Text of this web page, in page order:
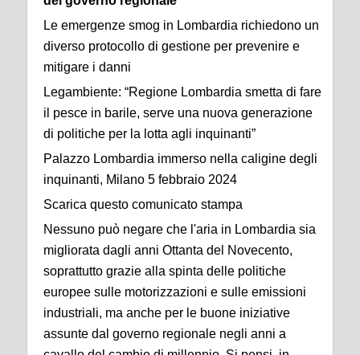
Le emergenze smog in Lombardia richiedono un
diverso protocollo di gestione per prevenire e
mitigare i danni
Legambiente: “Regione Lombardia smetta di fare
il pesce in barile, serve una nuova generazione
di politiche per la lotta agli inquinanti”
Palazzo Lombardia immerso nella caligine degli
inquinanti, Milano 5 febbraio 2024
Scarica questo comunicato stampa
Nessuno può negare che l'aria in Lombardia sia
migliorata dagli anni Ottanta del Novecento,
soprattutto grazie alla spinta delle politiche
europee sulle motorizzazioni e sulle emissioni
industriali, ma anche per le buone iniziative
assunte dal governo regionale negli anni a